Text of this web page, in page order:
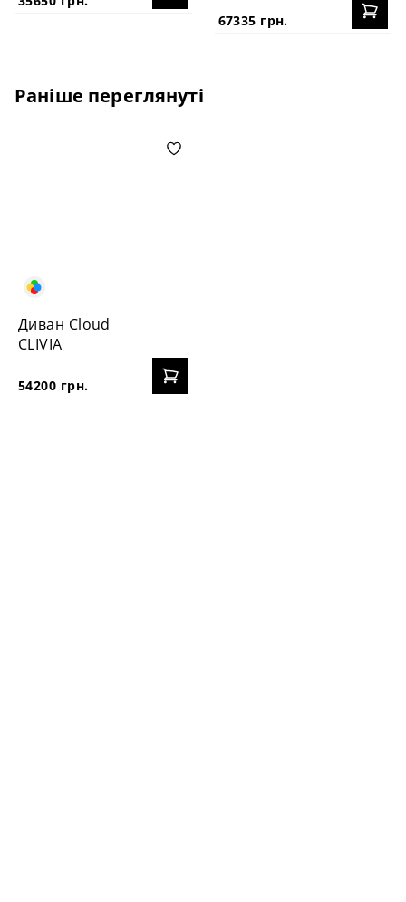
67335 грн.
Раніше переглянуті
Диван Cloud
CLIVIA
54200 грн.